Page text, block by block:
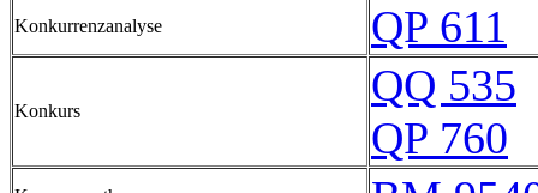
Konkurrenzanalyse QP 611
Konkurs
QQ 535
QP 760